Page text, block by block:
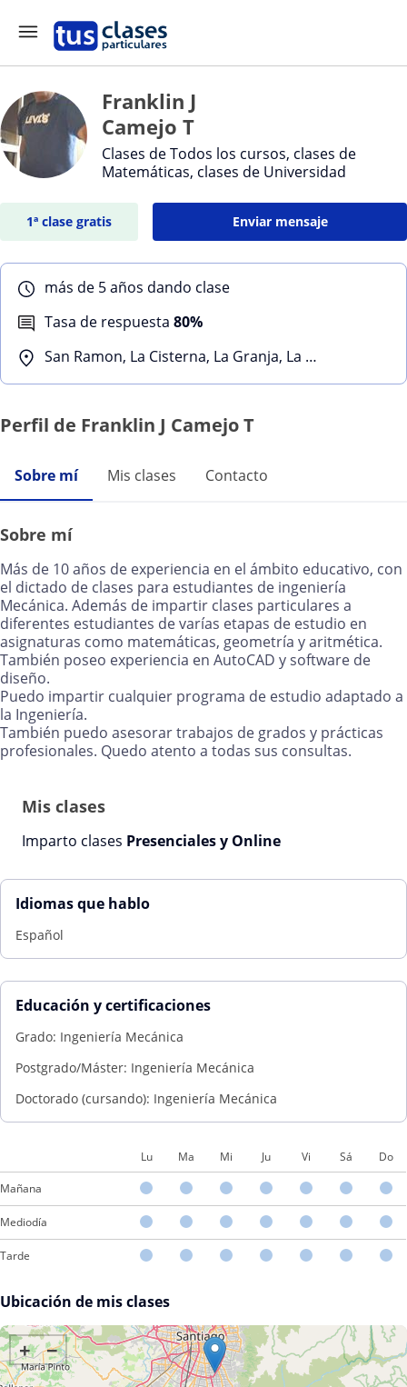
Franklin J
Camejo T
Clases de Todos los cursos, clases de
Matemáticas, clases de Universidad
1ª clase gratis Enviar mensaje
más de 5 años dando clase
Tasa de respuesta 80%
San Ramon, La Cisterna, La Granja, La Florida, La Pintana
Perfil de Franklin J Camejo T
Sobre mí Mis clases Contacto
Sobre mí
Más de 10 años de experiencia en el ámbito educativo, con
el dictado de clases para estudiantes de ingeniería
Mecánica. Además de impartir clases particulares a
diferentes estudiantes de varías etapas de estudio en
asignaturas como matemáticas, geometría y aritmética.
También poseo experiencia en AutoCAD y software de
diseño.
Puedo impartir cualquier programa de estudio adaptado a
la Ingeniería.
También puedo asesorar trabajos de grados y prácticas
profesionales. Quedo atento a todas sus consultas.
Mis clases
Imparto clases Presenciales y Online
Idiomas que hablo
Español
Educación y certificaciones
Grado: Ingeniería Mecánica
Postgrado/Máster: Ingeniería Mecánica
Doctorado (cursando): Ingeniería Mecánica
Lu Ma Mi Ju Vi Sá Do
Mañana
Mediodía
Tarde
Ubicación de mis clases
+ −